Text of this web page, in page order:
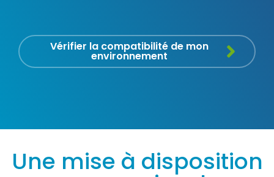
Vérifier la compatibilité de mon
environnement
Une mise à disposition